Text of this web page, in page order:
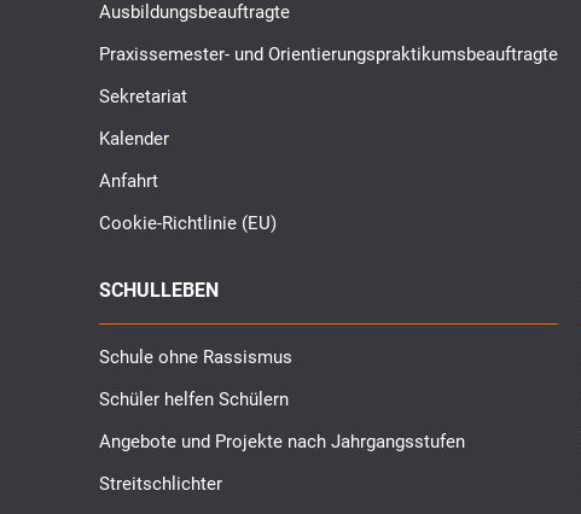
Ausbildungsbeauftragte
Praxissemester- und Orientierungspraktikumsbeauftragte
Sekretariat
Kalender
Anfahrt
Cookie-Richtlinie (EU)
SCHULLEBEN
Schule ohne Rassismus
Schüler helfen Schülern
Angebote und Projekte nach Jahrgangsstufen
Streitschlichter